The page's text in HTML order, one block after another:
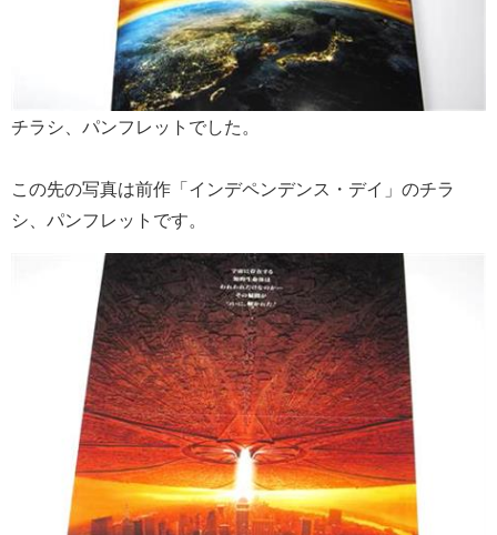
チラシ、パンフレットでした。
この先の写真は前作「インデペンデンス・デイ」のチラ
シ、パンフレットです。